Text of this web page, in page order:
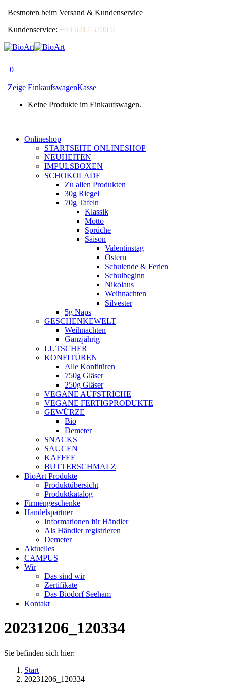
Bestnoten beim Versand & Kundenservice
Kundenservice: +43 6217 5700 0
0
Zeige EinkaufswagenKasse
Keine Produkte im Einkaufswagen.
opens
|
Onlineshop
STARTSEITE ONLINESHOP
NEUHEITEN
IMPULSBOXEN
SCHOKOLADE
Zu allen Produkten
30g Riegel
70g Tafeln
Klassik
Motto
Sprüche
Saison
Valentinstag
Ostern
Schulende & Ferien
Schulbeginn
Nikolaus
Weihnachten
Silvester
5g Naps
GESCHENKEWELT
Weihnachten
Ganzjährig
LUTSCHER
KONFITÜREN
Alle Konfitüren
750g Gläser
250g Gläser
VEGANE AUFSTRICHE
VEGANE FERTIGPRODUKTE
GEWÜRZE
Bio
Demeter
SNACKS
SAUCEN
KAFFEE
BUTTERSCHMALZ
BioArt Produkte
Produktübersicht
Produktkatalog
Firmengeschenke
Handelspartner
Informationen für Händler
Als Händler registrieren
Demeter
Aktuelles
CAMPUS
Wir
Das sind wir
Zertifikate
Das Biodorf Seeham
Kontakt
20231206_120334
Sie befinden sich hier:
Start
20231206_120334